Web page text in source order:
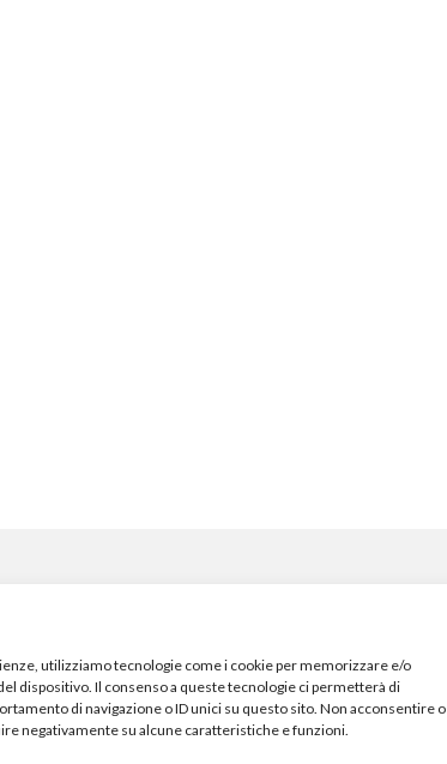
utilizziamo tecnologie come i cookie per memorizzare e/o
dispositivo. Il consenso a queste tecnologie ci permetterà di
di navigazione o ID unici su questo sito. Non acconsentire o
negativamente su alcune caratteristiche e funzioni.
© TheArchitecturalPost 2024